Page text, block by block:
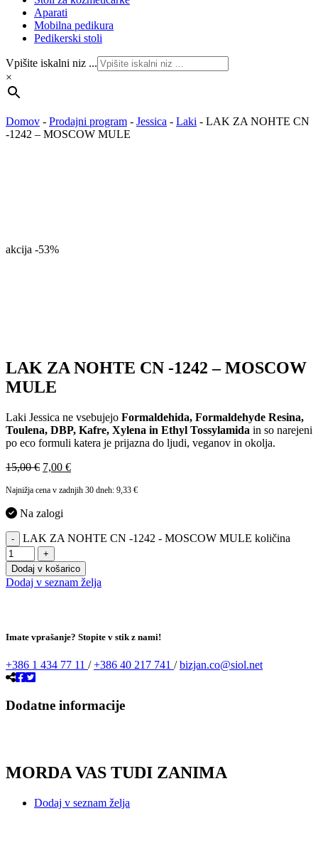
Aparati
Mobilna pedikura
Pedikerski stoli
Vpišite iskalni niz ...
×
Domov - Prodajni program - Jessica - Laki - LAK ZA NOHTE CN
-1242 – MOSCOW MULE
akcija -53%
LAK ZA NOHTE CN -1242 – MOSCOW
MULE
Laki Jessica ne vsebujejo Formaldehida, Formaldehyde Resina,
Toulena, DBP, Kafre, Xylena in Ethyl Tossylamida in so narejeni
po eco formuli katera je prijazna do ljudi, veganov in okolja.
15,00€ 7,00 €
Najnižja cena v zadnjih 30 dneh: 9,33 €
Na zalogi
- LAK ZA NOHTE CN -1242 - MOSCOW MULE količina
+
Dodaj v košarico
Dodaj v seznam želja
Imate vprašanje? Stopite v stik z nami!
+386 1 434 77 11 /+386 40 217 741 /bizjan.co@siol.net
Dodatne informacije
MORDA VAS TUDI ZANIMA
Dodaj v seznam želja